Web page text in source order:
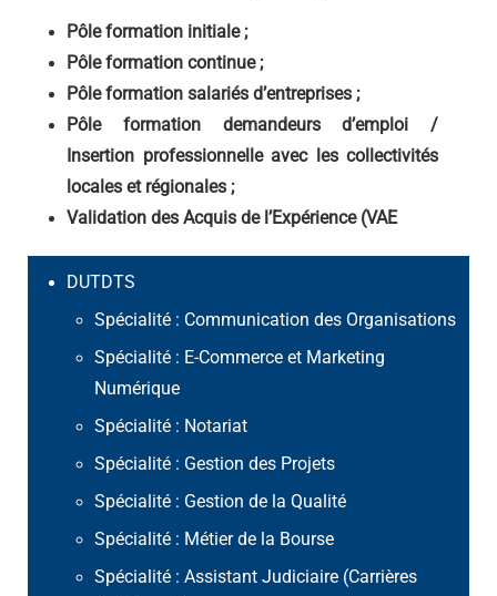
Pôle formation initiale ;
Pôle formation continue ;
Pôle formation salariés d’entreprises ;
Pôle formation demandeurs d’emploi /
Insertion professionnelle avec les collectivités
locales et régionales ;
Validation des Acquis de l’Expérience (VAE
DUTDTS
Spécialité : Communication des Organisations
Spécialité : E-Commerce et Marketing
Numérique
Spécialité : Notariat
Spécialité : Gestion des Projets
Spécialité : Gestion de la Qualité
Spécialité : Métier de la Bourse
Spécialité : Assistant Judiciaire (Carrières